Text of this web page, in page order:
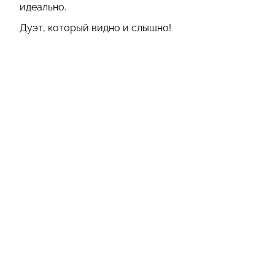
идеально.
Дуэт, который видно и слышно!